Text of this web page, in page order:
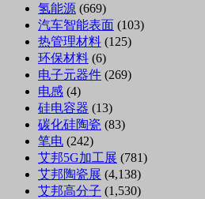
氢能源 (669)
汽车智能表面 (103)
热管理材料 (125)
环保材料 (6)
电子元器件 (269)
电感 (4)
硅电容器 (13)
碳化硅陶瓷 (83)
笔电 (242)
艾邦5G加工展 (781)
艾邦陶瓷展 (4,138)
艾邦高分子 (1,530)